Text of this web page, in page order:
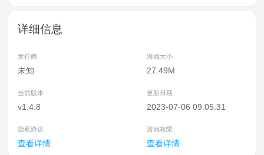
详细信息
发行商 游戏大小
未知 27.49M
当前版本 更新日期
v1.4.8 2023-07-06 09:05:31
隐私协议 游戏权限
查看详情 查看详情